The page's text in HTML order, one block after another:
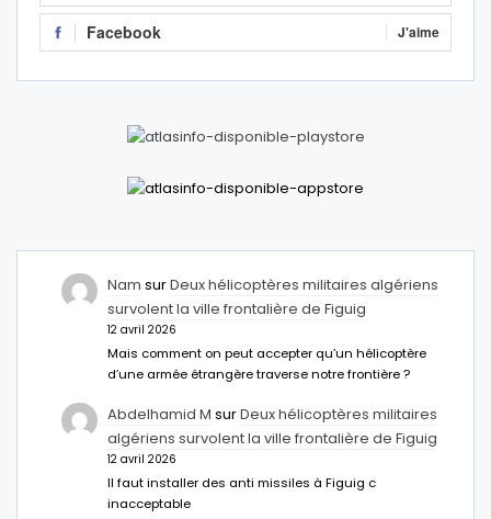
Facebook J'aime
Nam surDeux hélicoptères militaires algériens
survolent la ville frontalière de Figuig
12 avril 2026
Mais comment on peut accepter qu’un hélicoptère
d’une armée étrangère traverse notre frontière ?
Abdelhamid M surDeux hélicoptères militaires
algériens survolent la ville frontalière de Figuig
12 avril 2026
Il faut installer des anti missiles à Figuig c
inacceptable